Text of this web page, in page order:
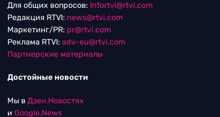
Для общих вопросов: Infortvi@rtvi.com
Редакция RTVI: news@rtvi.com
Маркетинг/PR: pr@rtvi.com
Реклама RTVI: adv-eu@rtvi.com
Партнерские материалы
Достойные новости
Мы в Дзен.Новостях
и Google.News